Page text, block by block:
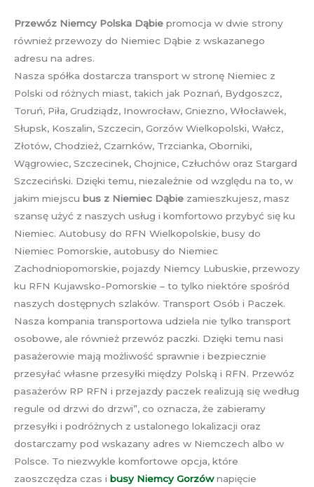
Przewóz Niemcy Polska Dąbie promocja w dwie strony
również przewozy do Niemiec Dąbie z wskazanego
adresu na adres.
Nasza spółka dostarcza transport w stronę Niemiec z
Polski od różnych miast, takich jak Poznań, Bydgoszcz,
Toruń, Piła, Grudziądz, Inowrocław, Gniezno, Włocławek,
Słupsk, Koszalin, Szczecin, Gorzów Wielkopolski, Wałcz,
Złotów, Chodzież, Czarnków, Trzcianka, Oborniki,
Wągrowiec, Szczecinek, Chojnice, Człuchów oraz Stargard
Szczeciński. Dzięki temu, niezależnie od względu na to, w
jakim miejscu bus z Niemiec Dąbie zamieszkujesz, masz
szansę użyć z naszych usług i komfortowo przybyć się ku
Niemiec. Autobusy do RFN Wielkopolskie, busy do
Niemiec Pomorskie, autobusy do Niemiec
Zachodniopomorskie, pojazdy Niemcy Lubuskie, przewozy
ku RFN Kujawsko-Pomorskie – to tylko niektóre spośród
naszych dostępnych szlaków. Transport Osób i Paczek.
Nasza kompania transportowa udziela nie tylko transport
osobowe, ale również przewóz paczki. Dzięki temu nasi
pasażerowie mają możliwość sprawnie i bezpiecznie
przesyłać własne przesyłki między Polską i RFN. Przewóz
pasażerów RP RFN i przejazdy paczek realizują się według
regule od drzwi do drzwi”, co oznacza, że zabieramy
przesyłki i podróżnych z ustalonego lokalizacji oraz
dostarczamy pod wskazany adres w Niemczech albo w
Polsce. To niezwykle komfortowe opcja, które
zaoszczędza czas i busy Niemcy Gorzównapięcie